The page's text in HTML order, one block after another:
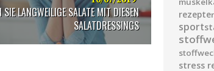
LANGWEILIGE SALATE MIT DIESEN
SALATDRESSINGS
rezepte
sport
stress